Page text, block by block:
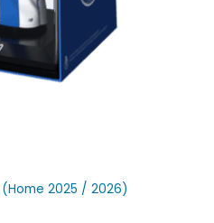
2025 / 2026)